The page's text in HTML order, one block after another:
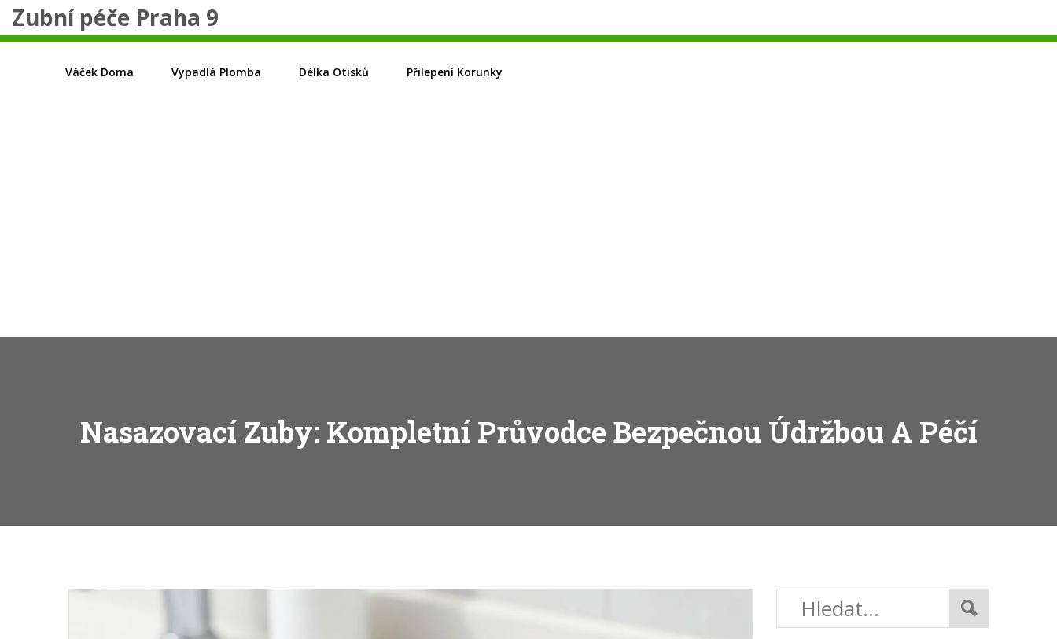
Zubní péče Praha 9
Váček Doma Vypadlá Plomba Délka Otisků Přilepení Korunky
Nasazovací Zuby: Kompletní Průvodce Bezpečnou Údržbou A Péčí